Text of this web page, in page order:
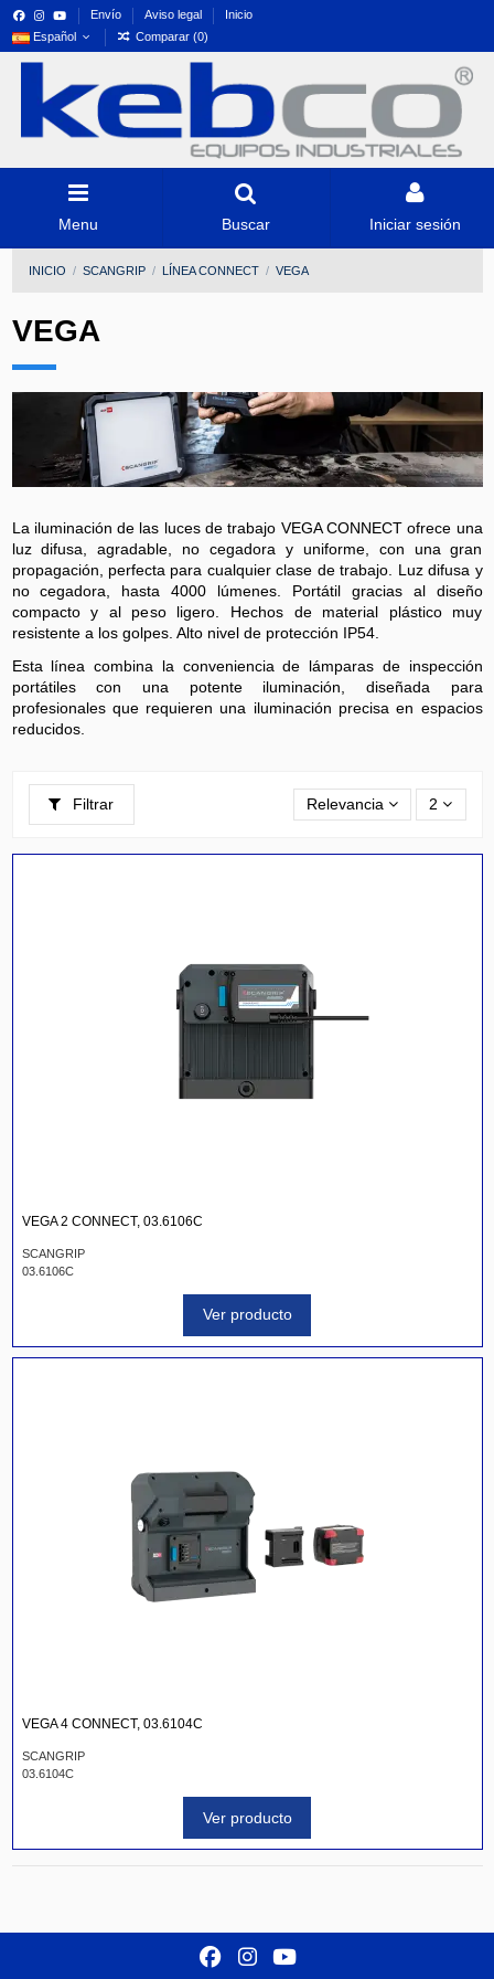
Envío Aviso legal
Inicio
Español
Comparar (0)
Menu Buscar Iniciar sesión
INICIO SCANGRIP LÍNEA CONNECT VEGA
VEGA
La iluminación de las luces de trabajo VEGA CONNECT ofrece una
luz difusa, agradable, no cegadora y uniforme, con una gran
propagación, perfecta para cualquier clase de trabajo. Luz difusa y
no cegadora, hasta 4000 lúmenes. Portátil gracias al diseño
compacto y al peso ligero. Hechos de material plástico muy
resistente a los golpes. Alto nivel de protección IP54.
Esta línea combina la conveniencia de lámparas de inspección
portátiles con una potente iluminación, diseñada para
profesionales que requieren una iluminación precisa en espacios
reducidos.
Filtrar Relevancia 2
VEGA 2 CONNECT, 03.6106C
SCANGRIP
03.6106C
Ver producto
VEGA 4 CONNECT, 03.6104C
SCANGRIP
03.6104C
Ver producto